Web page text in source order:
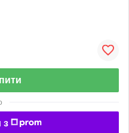
з